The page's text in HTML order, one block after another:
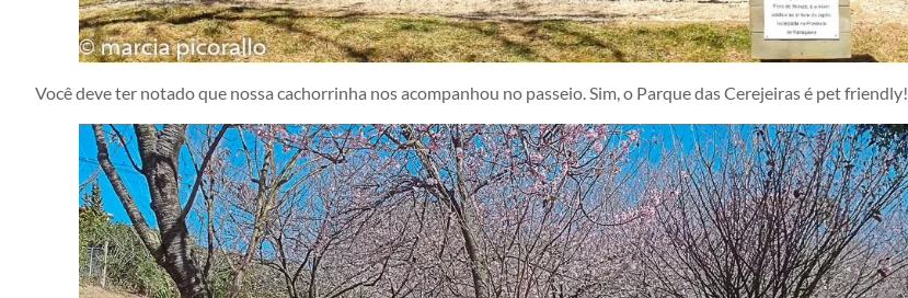
Você deve ter notado que nossa cachorrinha nos acompanhou no passeio. Sim, o Parque das Cerejeiras é pet friendly!